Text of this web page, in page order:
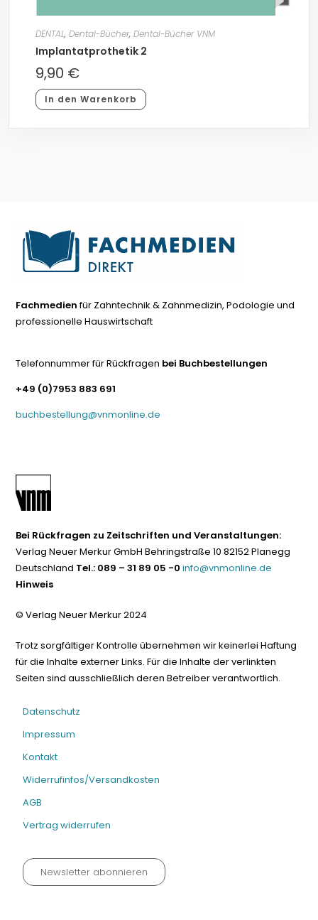
DENTAL, Dental-Bücher, Dental-Bücher VNM
Implantatprothetik 2
9,90 €
In den Warenkorb
Fachmedienfür Zahntechnik & Zahnmedizin, Podologie und
professionelle Hauswirtschaft
Telefonnummer für Rückfragen bei Buchbestellungen
+49 (0)7953 883 691
buchbestellung@vnmonline.de
Bei Rückfragen zu Zeitschriften und Veranstaltungen:
Verlag Neuer Merkur GmbH Behringstraße 10 82152 Planegg
Deutschland Tel.: 089 – 31 89 05 -0 info@vnmonline.de
Hinweis
© Verlag Neuer Merkur 2024
Trotz sorgfältiger Kontrolle übernehmen wir keinerlei Haftung
für die Inhalte externer Links. Für die Inhalte der verlinkten
Seiten sind ausschließlich deren Betreiber verantwortlich.
Datenschutz
Impressum
Kontakt
Widerrufinfos/Versandkosten
AGB
Vertrag widerrufen
Newsletter abonnieren